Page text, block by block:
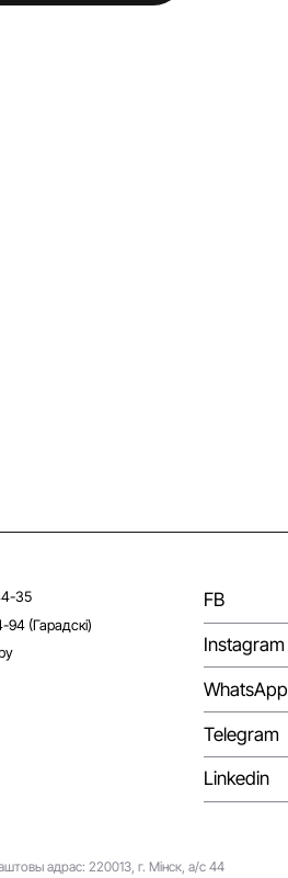
35
94 (Гарадскі)
FB
Instagram
WhatsApp
Telegram
Linkedin
адрас: 220013, г. Мінск, а/с 44